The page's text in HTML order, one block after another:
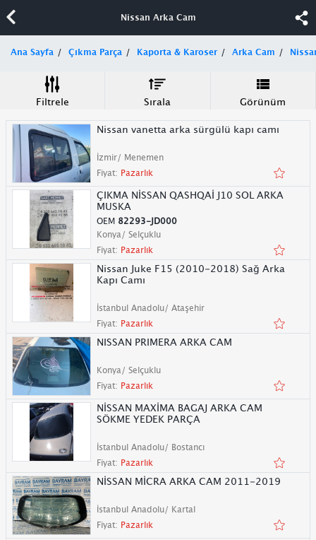
Nissan Arka Cam
Ana Sayfa Çıkma Parça Kaporta & Karoser Arka Cam
Filtrele Sırala Görünüm
Nissan vanetta arka sürgülü kapı camı
İzmir/ Menemen
Fiyat: Pazarlık
ÇIKMA NİSSAN QASHQAİ J10 SOL ARKA
MUSKA
OEM 82293-JD000
Konya/ Selçuklu
Fiyat: Pazarlık
Nissan Juke F15 (2010-2018) Sağ Arka
Kapı Camı
İstanbul Anadolu/ Ataşehir
Fiyat: Pazarlık
NISSAN PRIMERA ARKA CAM
Konya/ Selçuklu
Fiyat: Pazarlık
NİSSAN MAXİMA BAGAJ ARKA CAM
SÖKME YEDEK PARÇA
İstanbul Anadolu/ Bostancı
Fiyat: Pazarlık
NİSSAN MİCRA ARKA CAM 2011-2019
İstanbul Anadolu/ Kartal
Fiyat: Pazarlık